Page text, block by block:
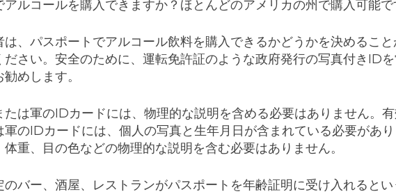
ルコールを購入できますか？ほとんどのアメリカの州で購入可能で
は、パスポートでアルコール飲料を購入できるかどうかを決めること
ださい。安全のために、運転免許証のような政府発行の写真付きID
めします。
たは軍のIDカードには、物理的な説明を含める必要はありません。
軍のIDカードには、個人の写真と生年月日が含まれている必要があ
重、目の色などの物理的な説明を含む必要はありません。
のバー、酒屋、レストランがパスポートを年齢証明に受け入れると